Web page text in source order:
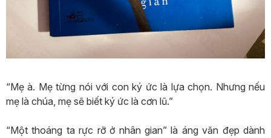
“Mẹ à. Mẹ từng nói với con ký ức là lựa chọn. Nhưng nếu
mẹ là chúa, mẹ sẽ biết ký ức là cơn lũ.”
“Một thoáng ta rực rỡ ở nhân gian” là áng văn đẹp dành